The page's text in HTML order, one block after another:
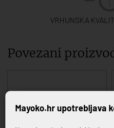
VRHUNSKA
Povezani
Mayoko.hr upotrebljava